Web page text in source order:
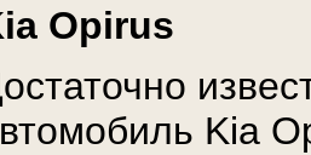
Opirus
Kia